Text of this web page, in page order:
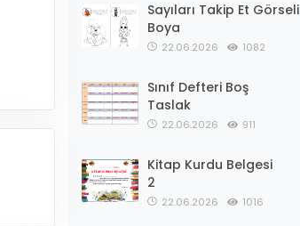
Sayıları Takip Et Görseli
Boya
22.06.2026 1082
Sınıf Defteri Boş
Taslak
22.06.2026 911
Kitap Kurdu Belgesi
2
22.06.2026 1016